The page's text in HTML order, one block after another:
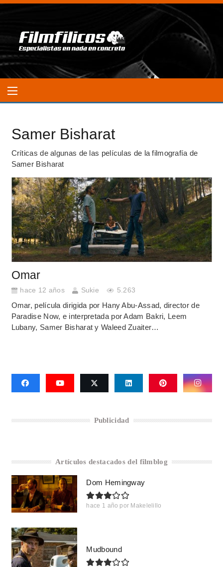
Samer Bisharat
Críticas de algunas de las películas de la filmografía de
Samer Bisharat
Omar
hace 12 años Sukie 5.263
Omar, película dirigida por Hany Abu-Assad, director de
Paradise Now, e interpretada por Adam Bakri, Leem
Lubany, Samer Bisharat y Waleed Zuaiter…
Publicidad
Artículos destacados del filmblog
Dom Hemingway
hace 1 año por Makelelillo
Mudbound